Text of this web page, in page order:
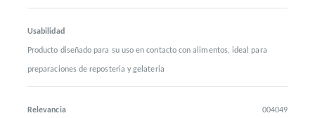
Usabilidad
Producto diseñado para su uso en contacto con alimentos, ideal para
preparaciones de reposteria y gelateria
Relevancia 004049